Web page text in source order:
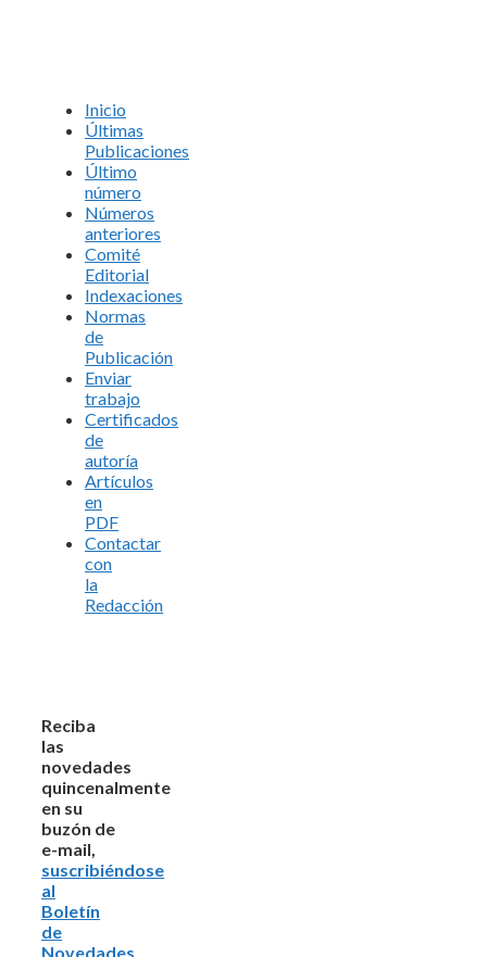
Inicio
Últimas
Publicaciones
Último
número
Números
anteriores
Comité
Editorial
Indexaciones
Normas
de
Publicación
Enviar
trabajo
Certificados
de
autoría
Artículos
en
PDF
Contactar
con
la
Redacción
Reciba
las
novedades
quincenalmente
en su
buzón de
e-mail,
suscribiéndose
al
Boletín
de
Novedades